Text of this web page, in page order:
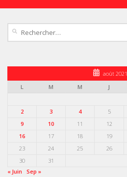
Rechercher :
août 2021
L
M M J
2
3 4 5
9
10 11 12
16
17 18 19
23
24 25 26
30
31
« Juin
Sep »